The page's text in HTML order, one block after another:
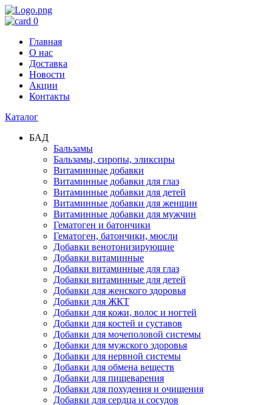
0
Главная
О нас
Доставка
Новости
Акции
Контакты
Каталог
БАД
Бальзамы
Бальзамы, сиропы, эликсиры
Витаминные добавки
Витаминные добавки для глаз
Витаминные добавки для детей
Витаминные добавки для женщин
Витаминные добавки для мужчин
Гематоген и батончики
Гематоген, батончики, мюсли
Добавки венотонизирующие
Добавки витаминные
Добавки витаминные для глаз
Добавки витаминные для детей
Добавки для женского здоровья
Добавки для ЖКТ
Добавки для кожи, волос и ногтей
Добавки для костей и суставов
Добавки для мочеполовой системы
Добавки для мужского здоровья
Добавки для нервной системы
Добавки для обмена веществ
Добавки для пищеварения
Добавки для похудения и очищения
Добавки для сердца и сосудов